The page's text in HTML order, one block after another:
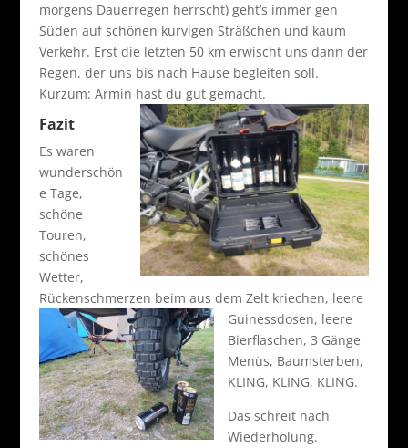
morgens Dauerregen herrscht) geht’s immer gen
Süden auf schönen kurvigen Sträßchen und kaum
Verkehr. Erst die letzten 50 km erwischt uns dann der
Regen, der uns bis nach Hause begleiten soll.
Kurzum: Armin hast du gut gemacht.
Fazit
Es waren
wunderschön
e Tage,
schöne
Touren,
schönes
Wetter,
Rückenschmerzen beim aus dem Zelt kriechen, leere
Guinessdosen, leere
Bierflaschen, 3 Gänge
Menüs, Baumsterben,
KLING, KLING, KLING.
Das schreit nach
Wiederholung.